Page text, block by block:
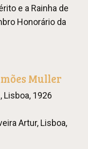
e a Rainha de
Honorário da
Muller
Lisboa, 1926
Artur, Lisboa,